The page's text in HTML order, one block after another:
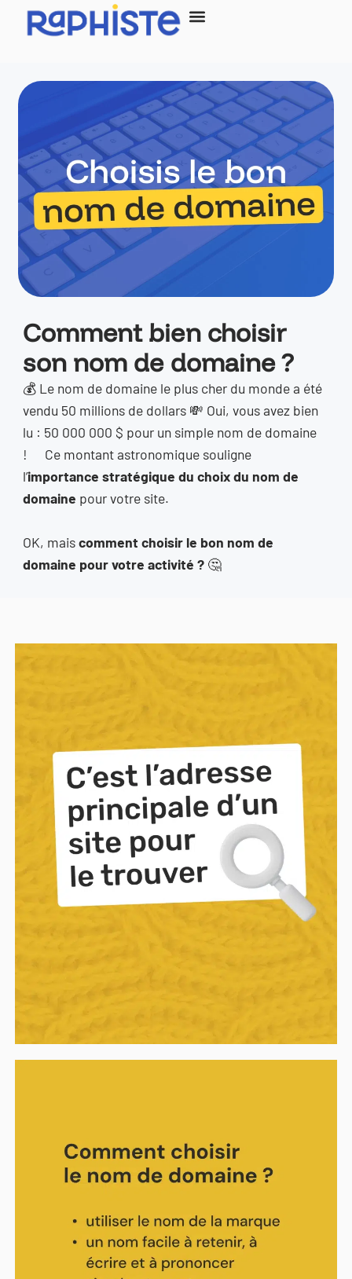
principal
Comment bien choisir
son nom de domaine ?
💰 Le nom de domaine le plus cher du monde a été
vendu 50 millions de dollars 💸 Oui, vous avez bien
lu : 50 000 000 $ pour un simple nom de domaine
! Ce montant astronomique souligne
l’importance stratégique du choix du nom de
domaine pour votre site.
OK, maiscomment choisir le bon nom de
domaine pour votre activité ? 🤔